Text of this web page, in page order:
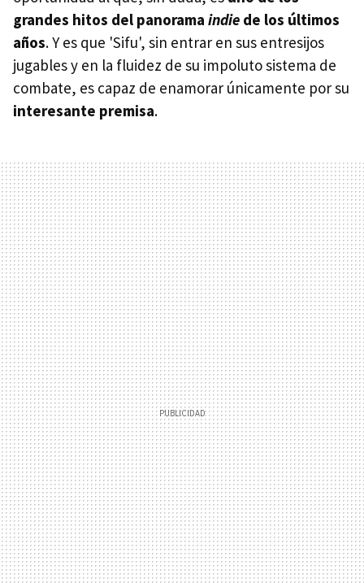
grandes hitos del panorama indie de los últimos
años. Y es que 'Sifu', sin entrar en sus entresijos
jugables y en la fluidez de su impoluto sistema de
combate, es capaz de enamorar únicamente por su
interesante premisa.